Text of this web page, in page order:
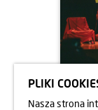
PLIKI
Nasza strona